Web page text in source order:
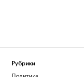
Рубрики
Политика